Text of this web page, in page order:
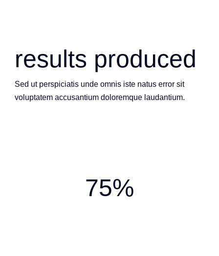
results produced
Sed ut perspiciatis unde omnis iste natus error sit
voluptatem accusantium doloremque laudantium.
75%